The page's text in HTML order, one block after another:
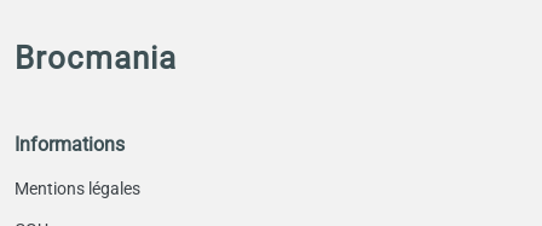
Brocmania
Informations
Mentions légales